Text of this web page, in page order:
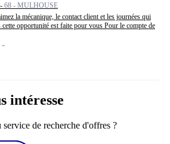
68 - MULHOUSE
la mécanique, le contact client et les journées qui
cette opportunité est faite pour vous Pour le compte de
intéresse
de recherche d'offres ?